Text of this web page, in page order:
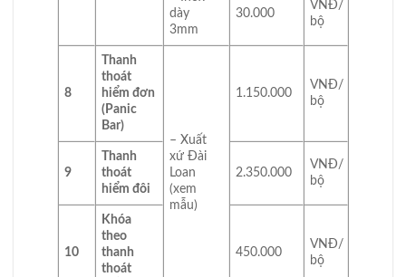
dày
3mm
30.000
VNĐ/
bộ
8
Thanh
thoát
hiểm đơn
(Panic
Bar)
– Xuất
xứ Đài
Loan
(xem
mẫu)
1.150.000
VNĐ/
bộ
9
Thanh
thoát
hiểm đôi
2.350.000
VNĐ/
bộ
10
Khóa
theo
thanh
thoát
450.000
VNĐ/
bộ